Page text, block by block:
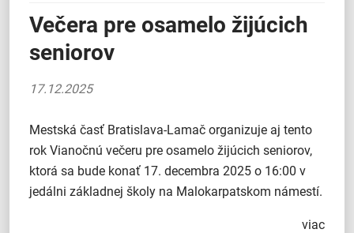
Večera pre osamelo žijúcich
seniorov
17.12.2025
Mestská časť Bratislava-Lamač organizuje aj tento
rok Vianočnú večeru pre osamelo žijúcich seniorov,
ktorá sa bude konať 17. decembra 2025 o 16:00 v
jedálni základnej školy na Malokarpatskom námestí.
viac